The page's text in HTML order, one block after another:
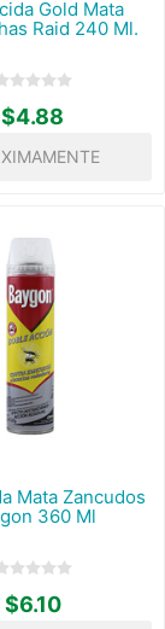
Gold Mata
Raid 240 Ml.
$4.88
Mata Zancudos
360 Ml
$6.10